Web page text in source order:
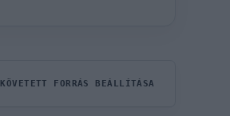
KÖVETETT FORRÁS BEÁLLÍTÁSA